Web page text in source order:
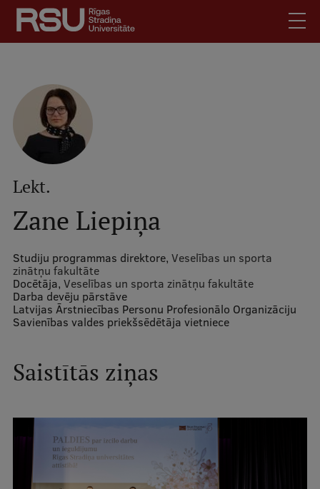
Pārlekt
galveno
saturu
Latviski
Meklēt Mobile
augšējā
izvēlne
Skolēniem
Studentiem
Darba devējiem
Kontakti
Vakances
galvenā
izvēlne
Pamatstudiju programmas
Maģistra studiju programmas
Doktorantūra
Lekt.
Zane Liepiņa
Studiju programmas direktore, Veselības un sporta
zinātņu fakultāte
Docētāja, Veselības un sporta zinātņu fakultāte
Darba devēju pārstāve
Latvijas Ārstniecības Personu Profesionālo Organizāciju
Savienības valdes priekšsēdētāja vietniece
Saistītās ziņas